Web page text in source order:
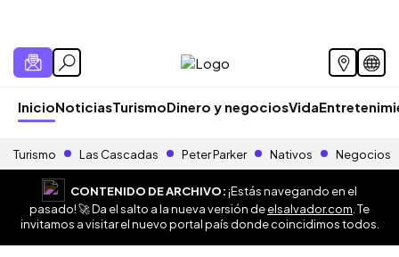
InicioNoticiasTurismoDinero y negociosVida
Turismo Las Cascadas Peter Parker Nativos Negocios
CONTENIDO DE ARCHIVO:¡Estás navegando en el
pasado! 🚀 Da el salto a la nueva versión deelsalvador.com . Te
invitamos a visitar el nuevo portal país donde coincidimos todos.